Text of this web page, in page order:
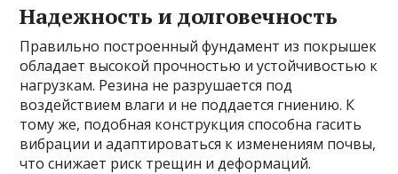
Надежность и долговечность
Правильно построенный фундамент из покрышек
обладает высокой прочностью и устойчивостью к
нагрузкам. Резина не разрушается под
воздействием влаги и не поддается гниению. К
тому же, подобная конструкция способна гасить
вибрации и адаптироваться к изменениям почвы,
что снижает риск трещин и деформаций.